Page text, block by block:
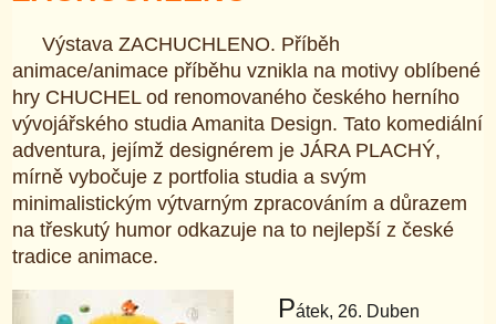
Výstava ZACHUCHLENO. Příběh
animace/animace příběhu vznikla na motivy oblíbené
hry CHUCHEL od renomovaného českého herního
vývojářského studia Amanita Design. Tato komediální
adventura, jejímž designérem je JÁRA PLACHÝ,
mírně vybočuje z portfolia studia a svým
minimalistickým výtvarným zpracováním a důrazem
na třeskutý humor odkazuje na to nejlepší z české
tradice animace.
Pátek, 26. Duben